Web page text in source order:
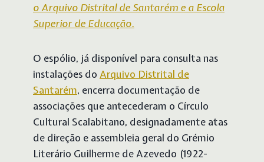
o Arquivo Distrital de Santarém e a Escola
Superior de Educação.
O espólio, já disponível para consulta nas
instalações do Arquivo Distrital de
Santarém, encerra documentação de
associações que antecederam o Círculo
Cultural Scalabitano, designadamente atas
de direção e assembleia geral do Grémio
Literário Guilherme de Azevedo (1922-